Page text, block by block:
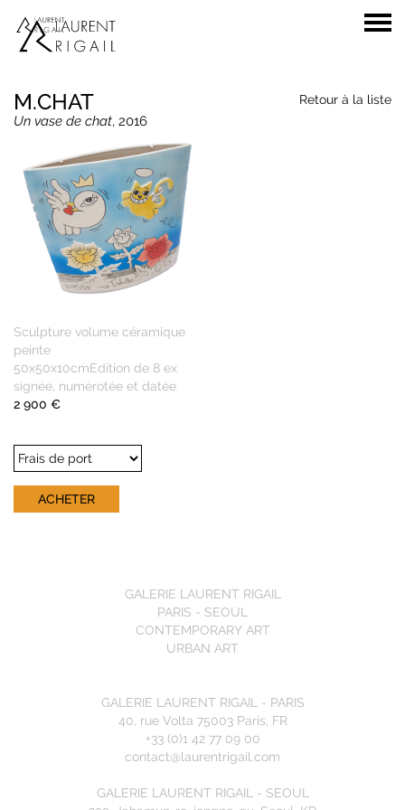
M.CHAT
Un vase de chat, 2016
Retour à la liste
Sculpture volume céramique
peinte
50x50x10cmEdition de 8 ex
signée, numérotée et datée
2 900 €
GALERIE LAURENT RIGAIL
PARIS - SEOUL
CONTEMPORARY ART
URBAN ART
GALERIE LAURENT RIGAIL - PARIS
40, rue Volta 75003 Paris, FR
+33 (0)1 42 77 09 00
contact@laurentrigail.com
GALERIE LAURENT RIGAIL - SEOUL